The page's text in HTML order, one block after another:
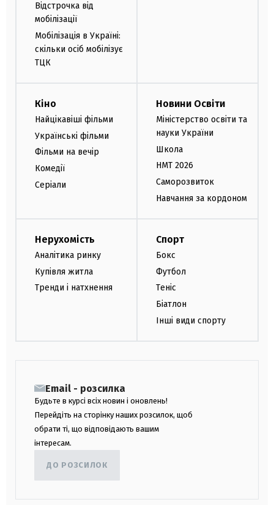
Відстрочка від
мобілізації
Мобілізація в Україні:
скільки осіб мобілізує
ТЦК
Кіно
Найцікавіші фільми
Українські фільми
Фільми на вечір
Комедії
Серіали
Новини Освіти
Міністерство освіти та
науки України
Школа
НМТ 2026
Саморозвиток
Навчання за кордоном
Нерухомість
Аналітика ринку
Купівля житла
Тренди і натхнення
Спорт
Бокс
Футбол
Теніс
Біатлон
Інші види спорту
Email - розсилка
Будьте в курсі всіх новин і оновлень!
Перейдіть на сторінку наших розсилок, щоб
обрати ті, що відповідають вашим
інтересам.
ДО РОЗСИЛОК